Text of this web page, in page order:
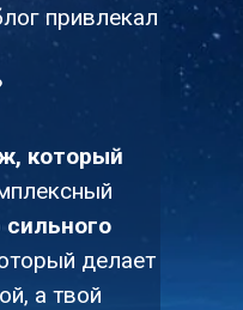
привлекал
который
сильного
делает
а твой